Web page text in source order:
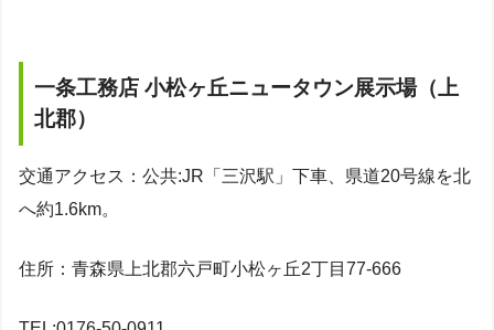
一条工務店 小松ヶ丘ニュータウン展示場（上
北郡）
交通アクセス：公共:JR「三沢駅」下車、県道20号線を北
へ約1.6km。
住所：青森県上北郡六戸町小松ヶ丘2丁目77-666